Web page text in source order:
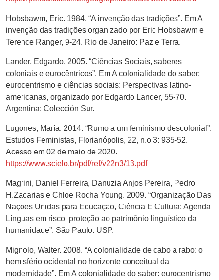
Hobsbawm, Eric. 1984. “A invenção das tradições”. Em A
invenção das tradições organizado por Eric Hobsbawm e
Terence Ranger, 9-24. Rio de Janeiro: Paz e Terra.
Lander, Edgardo. 2005. “Ciências Sociais, saberes
coloniais e eurocêntricos”. Em A colonialidade do saber:
eurocentrismo e ciências sociais: Perspectivas latino-
americanas, organizado por Edgardo Lander, 55-70.
Argentina: Colección Sur.
Lugones, María. 2014. “Rumo a um feminismo descolonial”.
Estudos Feministas, Florianópolis, 22, n.o 3: 935-52.
Acesso em 02 de maio de 2020.
https://www.scielo.br/pdf/ref/v22n3/13.pdf
Magrini, Daniel Ferreira, Danuzia Anjos Pereira, Pedro
H.Zacarias e Chloe Rocha Young. 2009. “Organização Das
Nações Unidas para Educação, Ciência E Cultura: Agenda
Línguas em risco: proteção ao patrimônio linguístico da
humanidade”. São Paulo: USP.
Mignolo, Walter. 2008. “A colonialidade de cabo a rabo: o
hemisfério ocidental no horizonte conceitual da
modernidade”. Em A colonialidade do saber: eurocentrismo